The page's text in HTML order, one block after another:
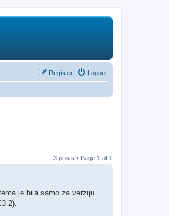
Logout
Register
3 posts • Page 1 of 1
je bila samo za verziju
2).